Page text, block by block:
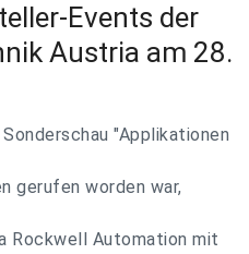
Events der
Austria am 28.
"Applikationen
gerufen worden war,
Rockwell Automation mit